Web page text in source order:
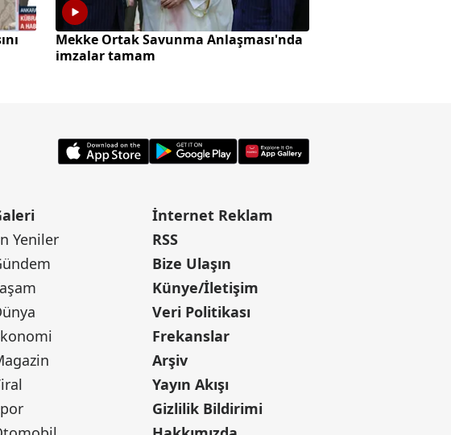
Mekke Ortak Savunma Anlaşması'nda
imzalar tamam
Yeniler
İnternet Reklam
RSS
Bize Ulaşın
Künye/İletişim
Veri Politikası
Frekanslar
Arşiv
Yayın Akışı
Gizlilik Bildirimi